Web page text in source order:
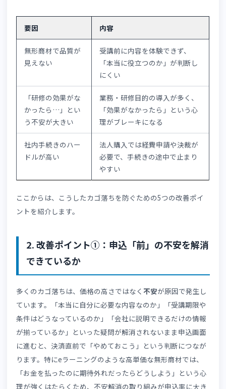
表的な原因です。こうしたUX上の問題はeラーニングに限
た話ではありませんが、対策の土台として押さえておく必
があります。
1-2.eラーニングSaaS販売に特有の3つの
ゴ落ちの原因
👉「eラーニングの基本的な仕組み」を踏まえると、物販
とは異なる以下の要因が重なり、カゴ落ちが起こりやすい
材といえます。
要因
見えない 「本当に役立つのか」が判断し
かったら…」とい
う不安が大きい
「効果がなかったら」という心
理がブレーキになる
社内手続きのハー
ドルが高い
法人購入では経費申請や決裁が
必要で、手続きの途中で止まり
やすい